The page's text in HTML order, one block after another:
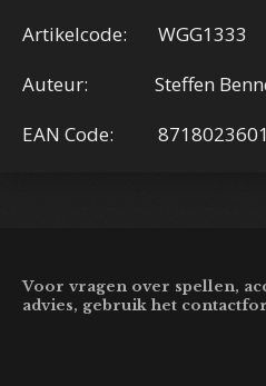
Artikelcode: WGG1333
Auteur: Steffen
EAN Code:
Voor vragen over spellen,
advies, gebruik het